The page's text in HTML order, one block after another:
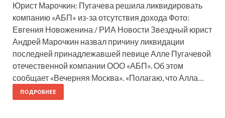
Юрист Марочкин: Пугачева решила ликвидировать
компанию «АБП» из-за отсутствия дохода Фото:
Евгения Новоженина / РИА Новости Звездный юрист
Андрей Марочкин назвал причину ликвидации
последней принадлежавшей певице Алле Пугачевой
отечественной компании ООО «АБП». Об этом
сообщает «Вечерняя Москва». «Полагаю, что Алла…
ПОДРОБНЕЕ